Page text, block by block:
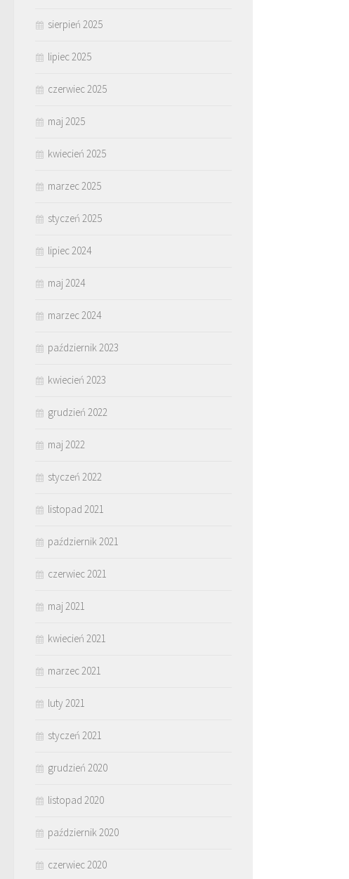
sierpień 2025
lipiec 2025
czerwiec 2025
maj 2025
kwiecień 2025
marzec 2025
styczeń 2025
lipiec 2024
maj 2024
marzec 2024
październik 2023
kwiecień 2023
grudzień 2022
maj 2022
styczeń 2022
listopad 2021
październik 2021
czerwiec 2021
maj 2021
kwiecień 2021
marzec 2021
luty 2021
styczeń 2021
grudzień 2020
listopad 2020
październik 2020
czerwiec 2020